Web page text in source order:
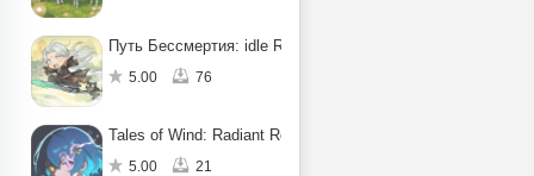
Путь Бессмертия: idle RPG
5.00 76
Tales of Wind: Radiant Rebirth
5.00 21